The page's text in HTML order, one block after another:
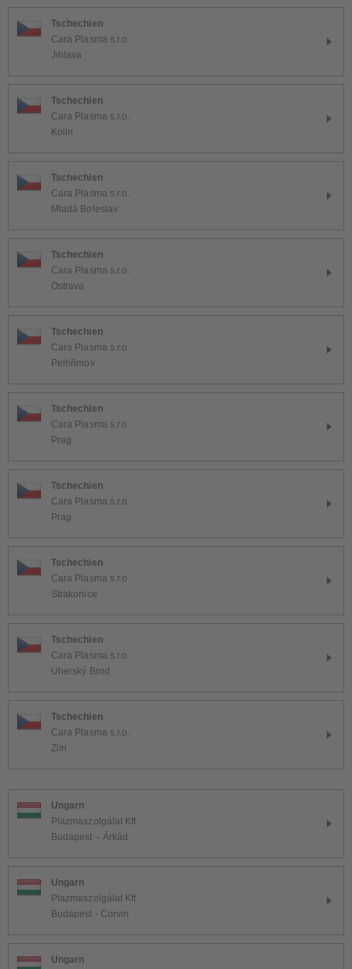
Tschechien
Cara Plasma s.r.o.
Jihlava
Tschechien
Cara Plasma s.r.o.
Kolin
Tschechien
Cara Plasma s.r.o.
Mladá Boleslav
Tschechien
Cara Plasma s.r.o.
Ostrava
Tschechien
Cara Plasma s.r.o.
Pelhřimov
Tschechien
Cara Plasma s.r.o.
Prag
Tschechien
Cara Plasma s.r.o.
Prag
Tschechien
Cara Plasma s.r.o.
Strakonice
Tschechien
Cara Plasma s.r.o.
Uherský Brod
Tschechien
Cara Plasma s.r.o.
Zlín
Ungarn
Plazmaszolgálat Kft.
Budapest – Árkád
Ungarn
Plazmaszolgálat Kft.
Budapest - Corvin
Ungarn